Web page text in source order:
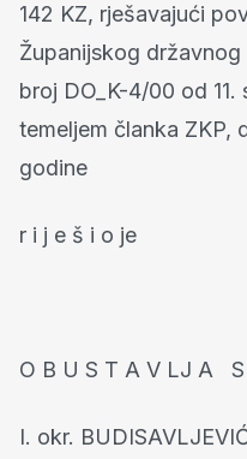
142 KZ, rješavajući
Županijskog
broj DO_K-4/00 od
temeljem članka ZKP,
godine
r i j e š i o je
O B U S T A V LJ A
I. okr.